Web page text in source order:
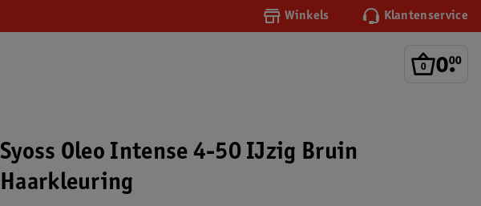
Winkels Klantenservice
0.
00
Syoss Oleo Intense 4-50 IJzig Bruin
Haarkleuring